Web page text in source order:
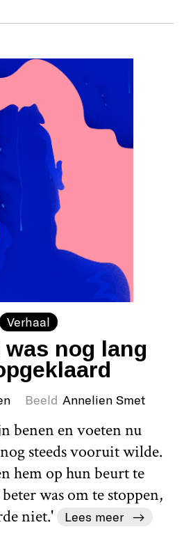
Verhaal
nog lang
Beeld Annelien Smet
benen en voeten nu
steeds vooruit wilde.
hem op hun beurt te
was om te stoppen,
niet.'
Lees meer